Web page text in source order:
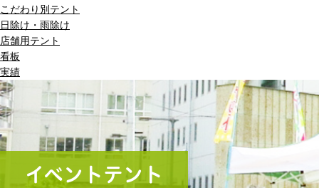
こだわり別テント
日除け・雨除け
店舗用テント
看板
実績
イベントテント